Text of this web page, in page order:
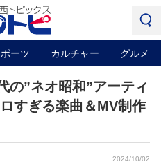
ーツ カルチャー グルメ
”ネオ昭和”アーティ
すぎる楽曲＆MV制作
2024/10/02